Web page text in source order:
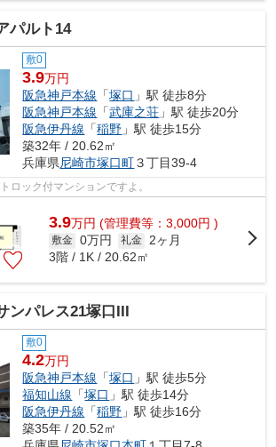
パルト14
敷0
3.9万円
阪急神戸本線 「塚口 」駅 徒歩8分
阪急神戸本線 「武庫之荘 」駅 徒歩20分
阪急伊丹線 「稲野 」駅 徒歩15分
築32年 / 20.62㎡
兵庫県尼崎市塚口町３丁目39-4
ロック付マンションですよ。
3.9万円 (管理費等：3,000円 )
敷金 0万円 礼金 2ヶ月
3階 / 1K / 20.62㎡
ンパレス21塚口III
敷0
4.2万円
阪急神戸本線 「塚口 」駅 徒歩5分
福知山線 「塚口 」駅 徒歩14分
阪急伊丹線 「稲野 」駅 徒歩16分
築35年 / 20.52㎡